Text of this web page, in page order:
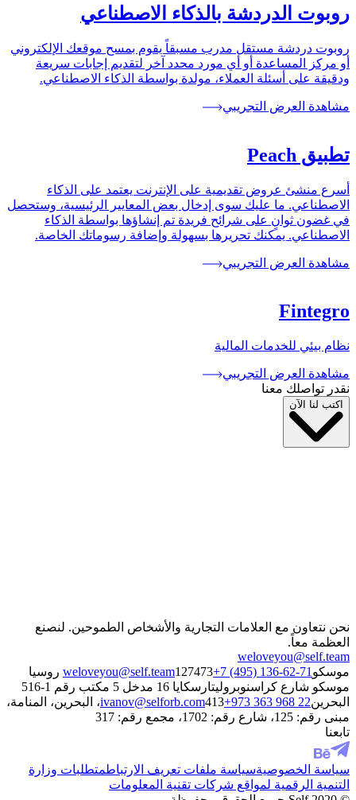
روبوت الدردشة بالذكاء الاصطناعي
روبوت دردشة مستقل مدرب مسبقاً يقوم بمسح موقعك الإلكتروني
أو مركز المساعدة أو أي مورد محدد آخر لتقديم إجابات سريعة
ودقيقة على أسئلة العملاء، مولدة بواسطة الذكاء الاصطناعي.
مشاهدة العرض التجريبي
تطبيق Peach
أسرع منشئ عروض تقديمية على الإنترنت يعتمد على الذكاء
الاصطناعي. ما عليك سوى إدخال بعض المعايير الرئيسية، وستحصل
في غضون ثوانٍ على شرائح فريدة تم إنشاؤها بواسطة الذكاء
الاصطناعي. يمكنك تحريرها بسهولة وإضافة رسوماتك الخاصة.
مشاهدة العرض التجريبي
Fintegro
نظام بيئي للخدمات المالية
مشاهدة العرض التجريبي
نقدر تواصلك معنا
اكتب لنا الآن
نحن نتعاون مع العلامات التجارية والأشخاص الطموحين. لنصنع
العظمة معاً.
weloveyou@self.team
موسكو +7 (495) 136-62-71
weloveyou@self.team 127473 روسيا
موسكو شارع كراسنوبروليتارسكايا 16 مدخل 5 مكتب رقم 1-516
البحرين+973 363 968 22
ivanov@selforb.com413، البحرين، المنامة،
مبنى رقم: 125، شارع رقم: 1702، مجمع رقم: 317
تابعنا
سياسة الخصوصيةسياسة ملفات تعريف الارتباطمتطلبات وزارة
التنمية الرقمية لمواقع شركات تقنية المعلومات